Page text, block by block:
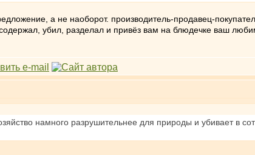
а не наоборот. производитель-продавец-
убил, разделал и привёз вам на блюдечке ваш
намного разрушительнее для природы и убивает в